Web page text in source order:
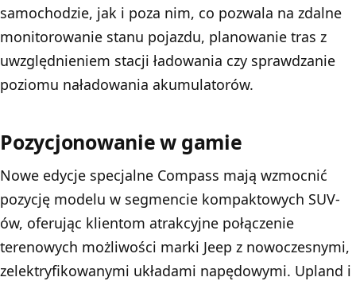
samochodzie, jak i poza nim, co pozwala na zdalne
monitorowanie stanu pojazdu, planowanie tras z
uwzględnieniem stacji ładowania czy sprawdzanie
poziomu naładowania akumulatorów.
Pozycjonowanie w gamie
Nowe edycje specjalne Compass mają wzmocnić
pozycję modelu w segmencie kompaktowych SUV-
ów, oferując klientom atrakcyjne połączenie
terenowych możliwości marki Jeep z nowoczesnymi,
zelektryfikowanymi układami napędowymi. Upland i